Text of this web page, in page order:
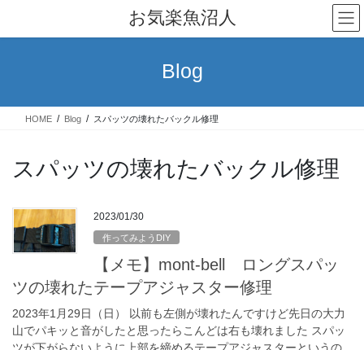
テ
ス
ゲ
ン
お気楽魚沼人
Blog
HOME Blog スパッツの壊れたバックル修理
スパッツの壊れたバックル修理
2023/01/30
作ってみようDIY
【メモ】mont-bell ロングスパッ
ツの壊れたテープアジャスター修理
2023年1月29日（日） 以前も左側が壊れたんですけど先日の大力
山でパキッと音がしたと思ったらこんどは右も壊れました スパッ